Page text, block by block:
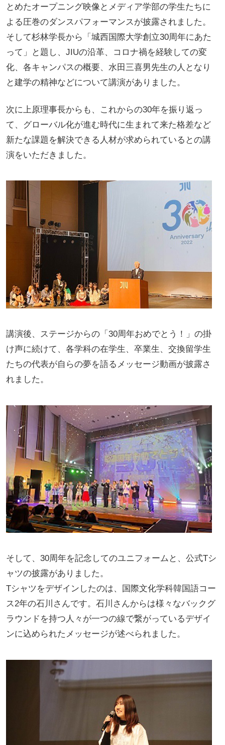
とめたオープニング映像とメディア学部の学生たちに
よる圧巻のダンスパフォーマンスが披露されました。
そして杉林学長から「城西国際大学創立30周年にあた
って」と題し、JIUの沿革、コロナ禍を経験しての変
化、各キャンパスの概要、水田三喜男先生の人となり
と建学の精神などについて講演がありました。
次に上原理事長からも、これからの30年を振り返っ
て、グローバル化が進む時代に生まれて来た格差など
新たな課題を解決できる人材が求められているとの講
演をいただきました。
講演後、ステージからの「30周年おめでとう！」の掛
け声に続けて、各学科の在学生、卒業生、交換留学生
たちの代表が自らの夢を語るメッセージ動画が披露さ
れました。
そして、30周年を記念してのユニフォームと、公式Tシ
ャツの披露がありました。
Tシャツをデザインしたのは、国際文化学科韓国語コー
ス2年の石川さんです。石川さんからは様々なバックグ
ラウンドを持つ人々が一つの線で繋がっているデザイ
ンに込められたメッセージが述べられました。